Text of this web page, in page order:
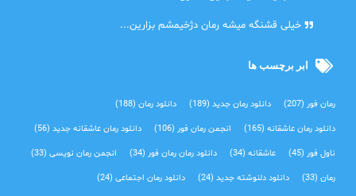
خیلی قشنگه میشه رمان دژخیمشم بزارین...
ابر برچسب ها
رمان فور(207) دانلود رمان جدید(189) دانلود رمان(188)
دانلود رمان عاشقانه(165) انجمن رمان فور(106) دانلود رمان عاشقانه جدید(56)
ناول فور(45) عاشقانه(34) دانلود رمان رمان فور(34) انجمن رمان نویسی(33)
رمان(33) دانلود دلنوشته جدید(24) دانلود رمان اجتماعی‌(24)